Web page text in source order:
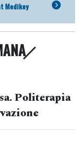
Medikey
Politerapia